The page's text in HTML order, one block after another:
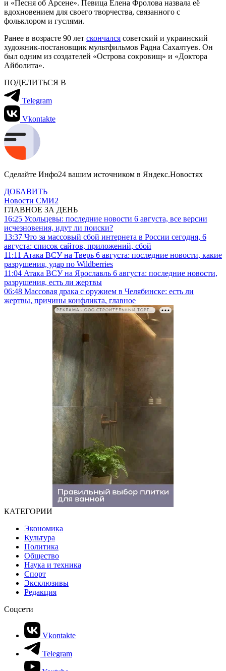
и «Песня об Арсене». Певица Елена Фролова назвала её
вдохновением для своего творчества, связанного с
фольклором и гуслями.
Ранее в возрасте 90 лет скончался советский и украинский
художник-постановщик мультфильмов Радна Сахалтуев. Он
был одним из создателей «Острова сокровищ» и «Доктора
Айболита».
ПОДЕЛИТЬСЯ В
Telegram
Vkontakte
Сделайте Инфо24 вашим источником в Яндекс.Новостях
ДОБАВИТЬ
Новости СМИ2
ГЛАВНОЕ ЗА ДЕНЬ
16:25 Усольцевы: последние новости 6 августа, все версии
исчезновения, идут ли поиски?
13:37 Что за массовый сбой интернета в России сегодня, 6
августа: список сайтов, приложений, сбой
11:11 Атака ВСУ на Тверь 6 августа: последние новости, какие
разрушения, удар по Wildberries
11:04 Атака ВСУ на Ярославль 6 августа: последние новости,
разрушения, есть ли жертвы
06:48 Массовая драка с оружием в Челябинске: есть ли
жертвы, причины конфликта, главное
РЕКЛАМА • ООО СТРОИТЕЛЬНЫЙ ТОРГОВЫЙ ДОМ «ПЕТРОВИЧ». ИНН: 7802348846
КАТЕГОРИИ
Экономика
Культура
Политика
Общество
Наука и техника
Спорт
Эксклюзивы
Редакция
Соцсети
Vkontakte
Telegram